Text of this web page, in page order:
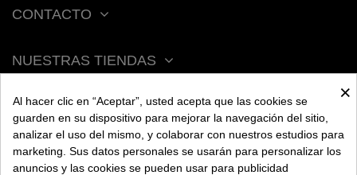
CONTACTO
NUESTRAS TIENDAS
ACERCA DE BENGALA
AYUDA
×
Al hacer clic en “Aceptar”, usted acepta que las cookies se
guarden en su dispositivo para mejorar la navegación del sitio,
analizar el uso del mismo, y colaborar con nuestros estudios para
marketing. Sus datos personales se usarán para personalizar los
anuncios y las cookies se pueden usar para publicidad